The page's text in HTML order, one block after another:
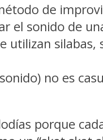
de
el sonido de
utilizan
no es
porque